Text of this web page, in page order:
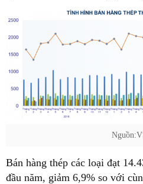
Bán hàng thép các loại đạt
đầu năm, giảm 6,9% so với